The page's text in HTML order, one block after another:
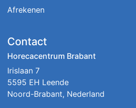
Afrekenen
Contact
Horecacentrum Brabant
Irislaan 7
5595 EH Leende
Noord-Brabant, Nederland